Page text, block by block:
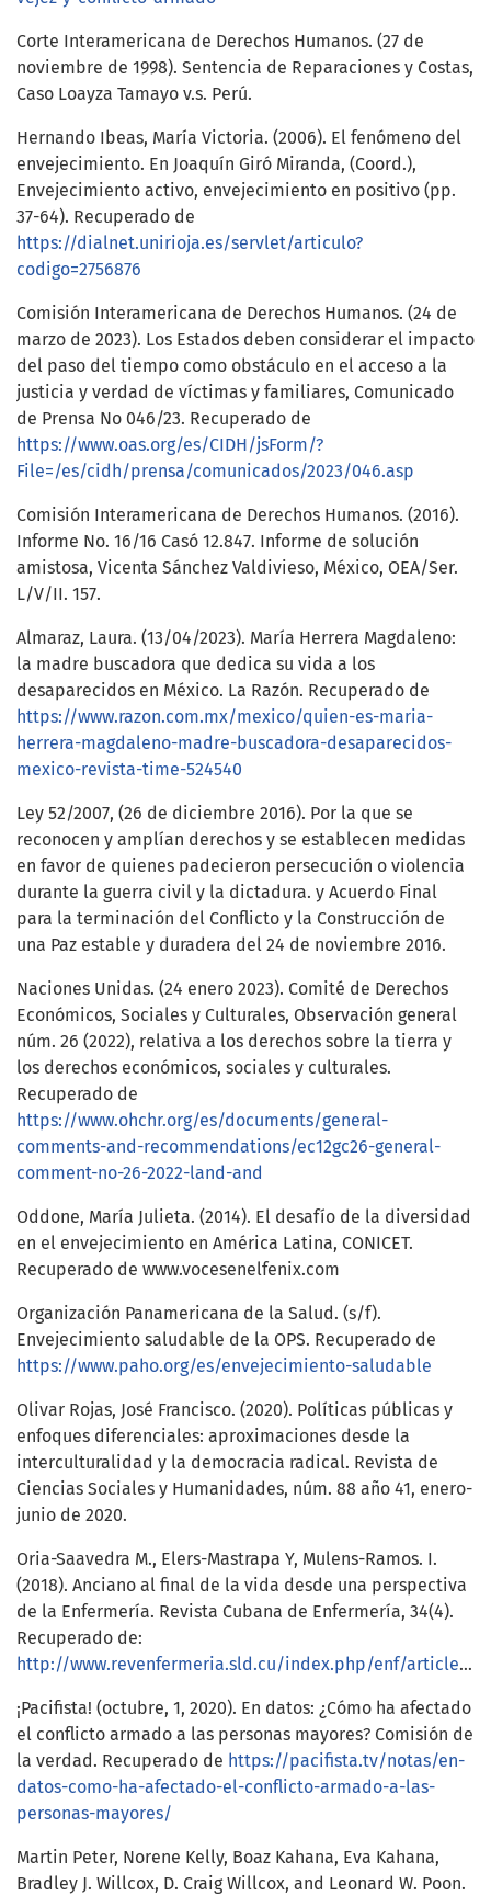
Corte Interamericana de Derechos Humanos. (27 de
noviembre de 1998). Sentencia de Reparaciones y Costas,
Caso Loayza Tamayo v.s. Perú.
Hernando Ibeas, María Victoria. (2006). El fenómeno del
envejecimiento. En Joaquín Giró Miranda, (Coord.),
Envejecimiento activo, envejecimiento en positivo (pp.
37-64). Recuperado de
https://dialnet.unirioja.es/servlet/articulo?
codigo=2756876
Comisión Interamericana de Derechos Humanos. (24 de
marzo de 2023). Los Estados deben considerar el impacto
del paso del tiempo como obstáculo en el acceso a la
justicia y verdad de víctimas y familiares, Comunicado
de Prensa No 046/23. Recuperado de
https://www.oas.org/es/CIDH/jsForm/?
File=/es/cidh/prensa/comunicados/2023/046.asp
Comisión Interamericana de Derechos Humanos. (2016).
Informe No. 16/16 Casó 12.847. Informe de solución
amistosa, Vicenta Sánchez Valdivieso, México, OEA/Ser.
L/V/II. 157.
Almaraz, Laura. (13/04/2023). María Herrera Magdaleno:
la madre buscadora que dedica su vida a los
desaparecidos en México. La Razón. Recuperado de
https://www.razon.com.mx/mexico/quien-es-maria-
herrera-magdaleno-madre-buscadora-desaparecidos-
mexico-revista-time-524540
Ley 52/2007, (26 de diciembre 2016). Por la que se
reconocen y amplían derechos y se establecen medidas
en favor de quienes padecieron persecución o violencia
durante la guerra civil y la dictadura. y Acuerdo Final
para la terminación del Conflicto y la Construcción de
una Paz estable y duradera del 24 de noviembre 2016.
Naciones Unidas. (24 enero 2023). Comité de Derechos
Económicos, Sociales y Culturales, Observación general
núm. 26 (2022), relativa a los derechos sobre la tierra y
los derechos económicos, sociales y culturales.
Recuperado de
https://www.ohchr.org/es/documents/general-
comments-and-recommendations/ec12gc26-general-
comment-no-26-2022-land-and
Oddone, María Julieta. (2014). El desafío de la diversidad
en el envejecimiento en América Latina, CONICET.
Recuperado de www.vocesenelfenix.com
Organización Panamericana de la Salud. (s/f).
Envejecimiento saludable de la OPS. Recuperado de
https://www.paho.org/es/envejecimiento-saludable
Olivar Rojas, José Francisco. (2020). Políticas públicas y
enfoques diferenciales: aproximaciones desde la
interculturalidad y la democracia radical. Revista de
Ciencias Sociales y Humanidades, núm. 88 año 41, enero-
junio de 2020.
Oria-Saavedra M., Elers-Mastrapa Y, Mulens-Ramos. I.
(2018). Anciano al final de la vida desde una perspectiva
de la Enfermería. Revista Cubana de Enfermería, 34(4).
Recuperado de:
http://www.revenfermeria.sld.cu/index.php/enf/article/view/2308
¡Pacifista! (octubre, 1, 2020). En datos: ¿Cómo ha afectado
el conflicto armado a las personas mayores? Comisión de
la verdad. Recuperado de https://pacifista.tv/notas/en-
datos-como-ha-afectado-el-conflicto-armado-a-las-
personas-mayores/
Martin Peter, Norene Kelly, Boaz Kahana, Eva Kahana,
Bradley J. Willcox, D. Craig Willcox, and Leonard W. Poon.